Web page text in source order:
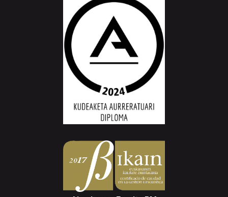
Aiurri.eus - Erroitz BM